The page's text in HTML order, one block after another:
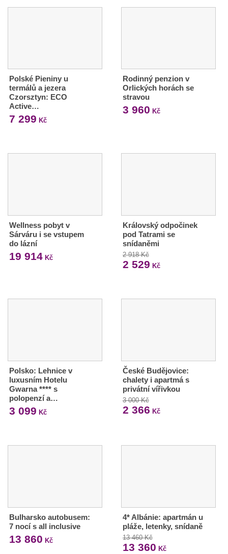
Polské Pieniny u
termálů a jezera
Czorsztyn: ECO
Active…
7 299 Kč
Rodinný penzion v
Orlických horách se
stravou
3 960 Kč
Wellness pobyt v
Sárváru i se vstupem
do lázní
19 914 Kč
Královský odpočinek
pod Tatrami se
snídaněmi
2 918 Kč
2 529 Kč
Polsko: Lehnice v
luxusním Hotelu
Gwarna **** s
polopenzí a…
3 099 Kč
České Budějovice:
chalety i apartmá s
privátní vířivkou
3 000 Kč
2 366 Kč
Bulharsko autobusem:
7 nocí s all inclusive
13 860 Kč
4* Albánie: apartmán u
pláže, letenky, snídaně
13 460 Kč
13 360 Kč